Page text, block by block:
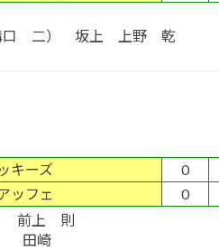
口 二） 坂上 上野 乾
キーズ
0
ッフェ
0
前上 則
田崎